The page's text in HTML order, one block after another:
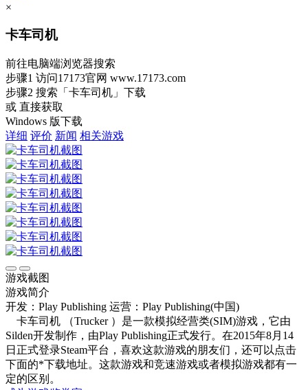
×
卡车司机
前往电脑端浏览器搜索
步骤1 访问17173官网 www.17173.com
步骤2 搜索 「卡车司机」 下载
或 直接获取
Windows 版下载
详细 评价 新闻 相关游戏
游戏截图
游戏简介
开发：Play Publishing 运营：Play Publishing(中国)
卡车司机 （Trucker ）是一款模拟经营类(SIM)游戏，它由
Silden开发制作，由Play Publishing正式发行。在2015年8月14
日正式登录Steam平台，喜欢这款游戏的朋友们，还可以点击
下面的*下载地址。这款游戏和竞速游戏或者模拟游戏都有一
定的区别。